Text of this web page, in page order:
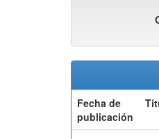
Fecha de
publicación